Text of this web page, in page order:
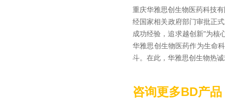
重庆华雅思创生物医药科技
经国家相关政府部门审批正
成功经验，追求越创新"为核
华雅思创生物医药作为生命
斗。在此，华雅思创生物热
咨询更多BD产品